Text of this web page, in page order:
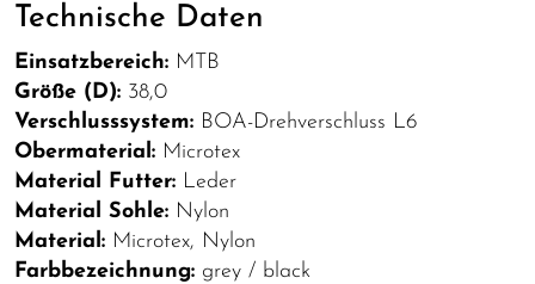
Technische Daten
Einsatzbereich: MTB
Größe (D): 38,0
Verschlusssystem: BOA-Drehverschluss L6
Obermaterial: Microtex
Material Futter: Leder
Material Sohle: Nylon
Material: Microtex, Nylon
Farbbezeichnung: grey / black